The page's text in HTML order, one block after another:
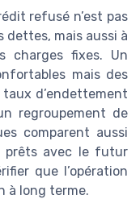
refusé n’est pas
mais aussi à
charges fixes. Un
mais des
d’endettement
regroupement de
comparent aussi
prêts avec le futur
que l’opération
à long terme.